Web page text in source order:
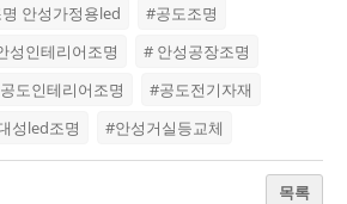
안성가정용led
#공도조명
성인테리어조명
# 안성공장조명
도인테리어조명
#공도전기자재
성led조명 #안성거실등교체
목록